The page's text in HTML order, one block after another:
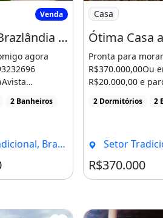
o Proprietário
em Brazlândia a Venda Compre
Venda
Casa em Brazlândia a Venda Compre Agora Mesmo
agora
[...]
2 Banheiros
Brasília - DF
Imagem: Ótima
Casa
Pronta para
R$370.000,00Ou
R$20.000,00 e
[...]
2 Dormitórios 2
Setor Tradicional,
R$370.000